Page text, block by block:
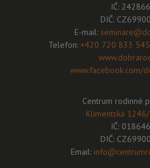
IČ:
DIČ:
E-mail:
Telefon: +420 720 833 545
www.facebook.com/
Centrum rodinné
Klimentská
IČ:
DIČ:
Email: